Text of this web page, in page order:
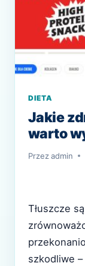
DIETA
Jakie
warto
Przezadmin
Tłuszcze
szkodliwe